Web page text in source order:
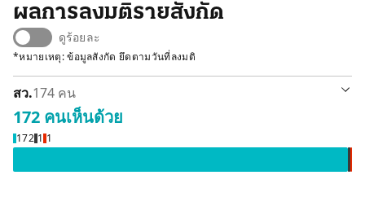
ผลการลงมติรายสังกัด
ดูร้อยละ
*หมายเหตุ: ข้อมูลสังกัด ยึดตามวันที่ลงมติ
สว.174 คน
172 คนเห็นด้วย
172 1 1